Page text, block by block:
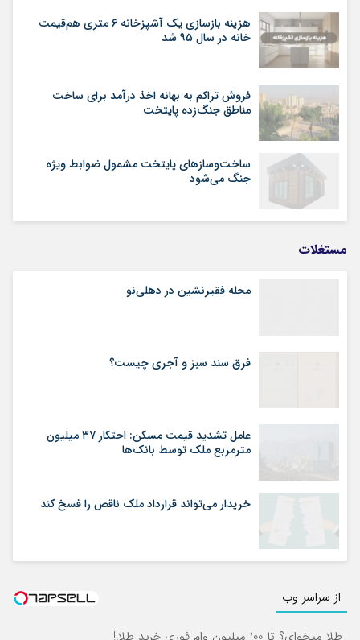
هزینه بازسازی یک آشپزخانه ۶ متری هم‌قیمت
خانه در سال ۹۵ شد
فروش تراکم به بهانه اخذ درآمد برای ساخت
مناطق جنگ‌زده پایتخت
ساخت‌وسازهای پایتخت مشمول ضوابط ویژه
جنگ می‌شود
مستغلات
محله فقیرنشین در دهلی‏‌نو
فرق سند سبز و آجری چیست؟
عامل تشدید قیمت مسکن: احتکار ۳۷ میلیون
مترمربع ملک توسط بانک‌ها
خریدار می‌تواند قرارداد ملک ناقص را فسخ کند
از سراسر وب